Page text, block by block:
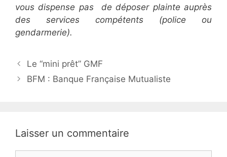
vous dispense pas de déposer plainte auprès
des services compétents (police ou
gendarmerie).
N
a
t
i
Le “mini prêt” GMF
BFM : Banque Française Mutualiste
Laisser un commentaire